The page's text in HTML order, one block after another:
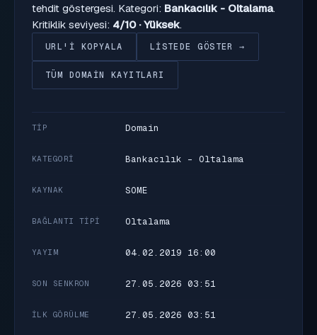
tehdit göstergesi. Kategori: Bankacılık - Oltalama.
Kritiklik seviyesi: 4/10 · Yüksek.
URL'I KOPYALA LISTEDE GÖSTER →
TÜM DOMAIN KAYITLARI
TIP Domain
KATEGORI Bankacılık - Oltalama
KAYNAK SOME
BAĞLANTI TIPI Oltalama
YAYIM 04.02.2019 16:00
SON SENKRON 27.05.2026 03:51
İLK GÖRÜLME 27.05.2026 03:51